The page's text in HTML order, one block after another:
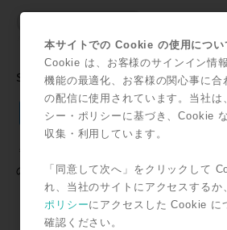
SNSで共有
Twitter
Facebook
LineEmail
共
＊記事中に掲載されている情報は2007
のです。
本サイトでの Cookie の使用につい
Cookie は、お客様のサインイン情
機能の最適化、お客様の関心事に合
の配信に使用されています。当社は
シー・ポリシーに基づき、Cookie
収集・利用しています。
「同意して次へ」をクリックして
れ、当社のサイトにアクセスするか、
ポリシーにアクセスした Cookie に
確認ください。